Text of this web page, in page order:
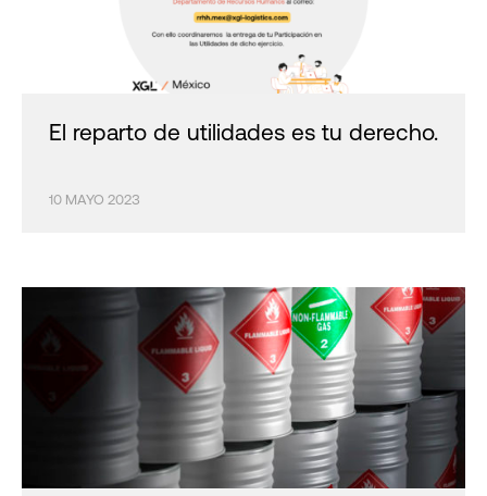
El reparto de utilidades es tu derecho.
10 MAYO 2023